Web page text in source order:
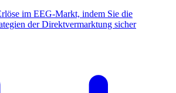
im EEG-Markt, indem Sie die
der Direktvermarktung sicher